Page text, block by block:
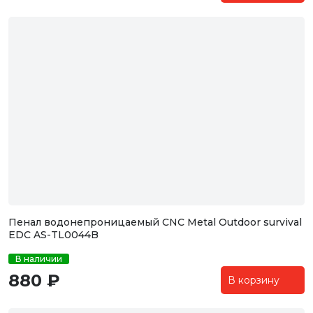
Пенал водонепроницаемый CNC Metal Outdoor survival
EDC AS-TL0044B
В наличии
880 ₽ В корзину